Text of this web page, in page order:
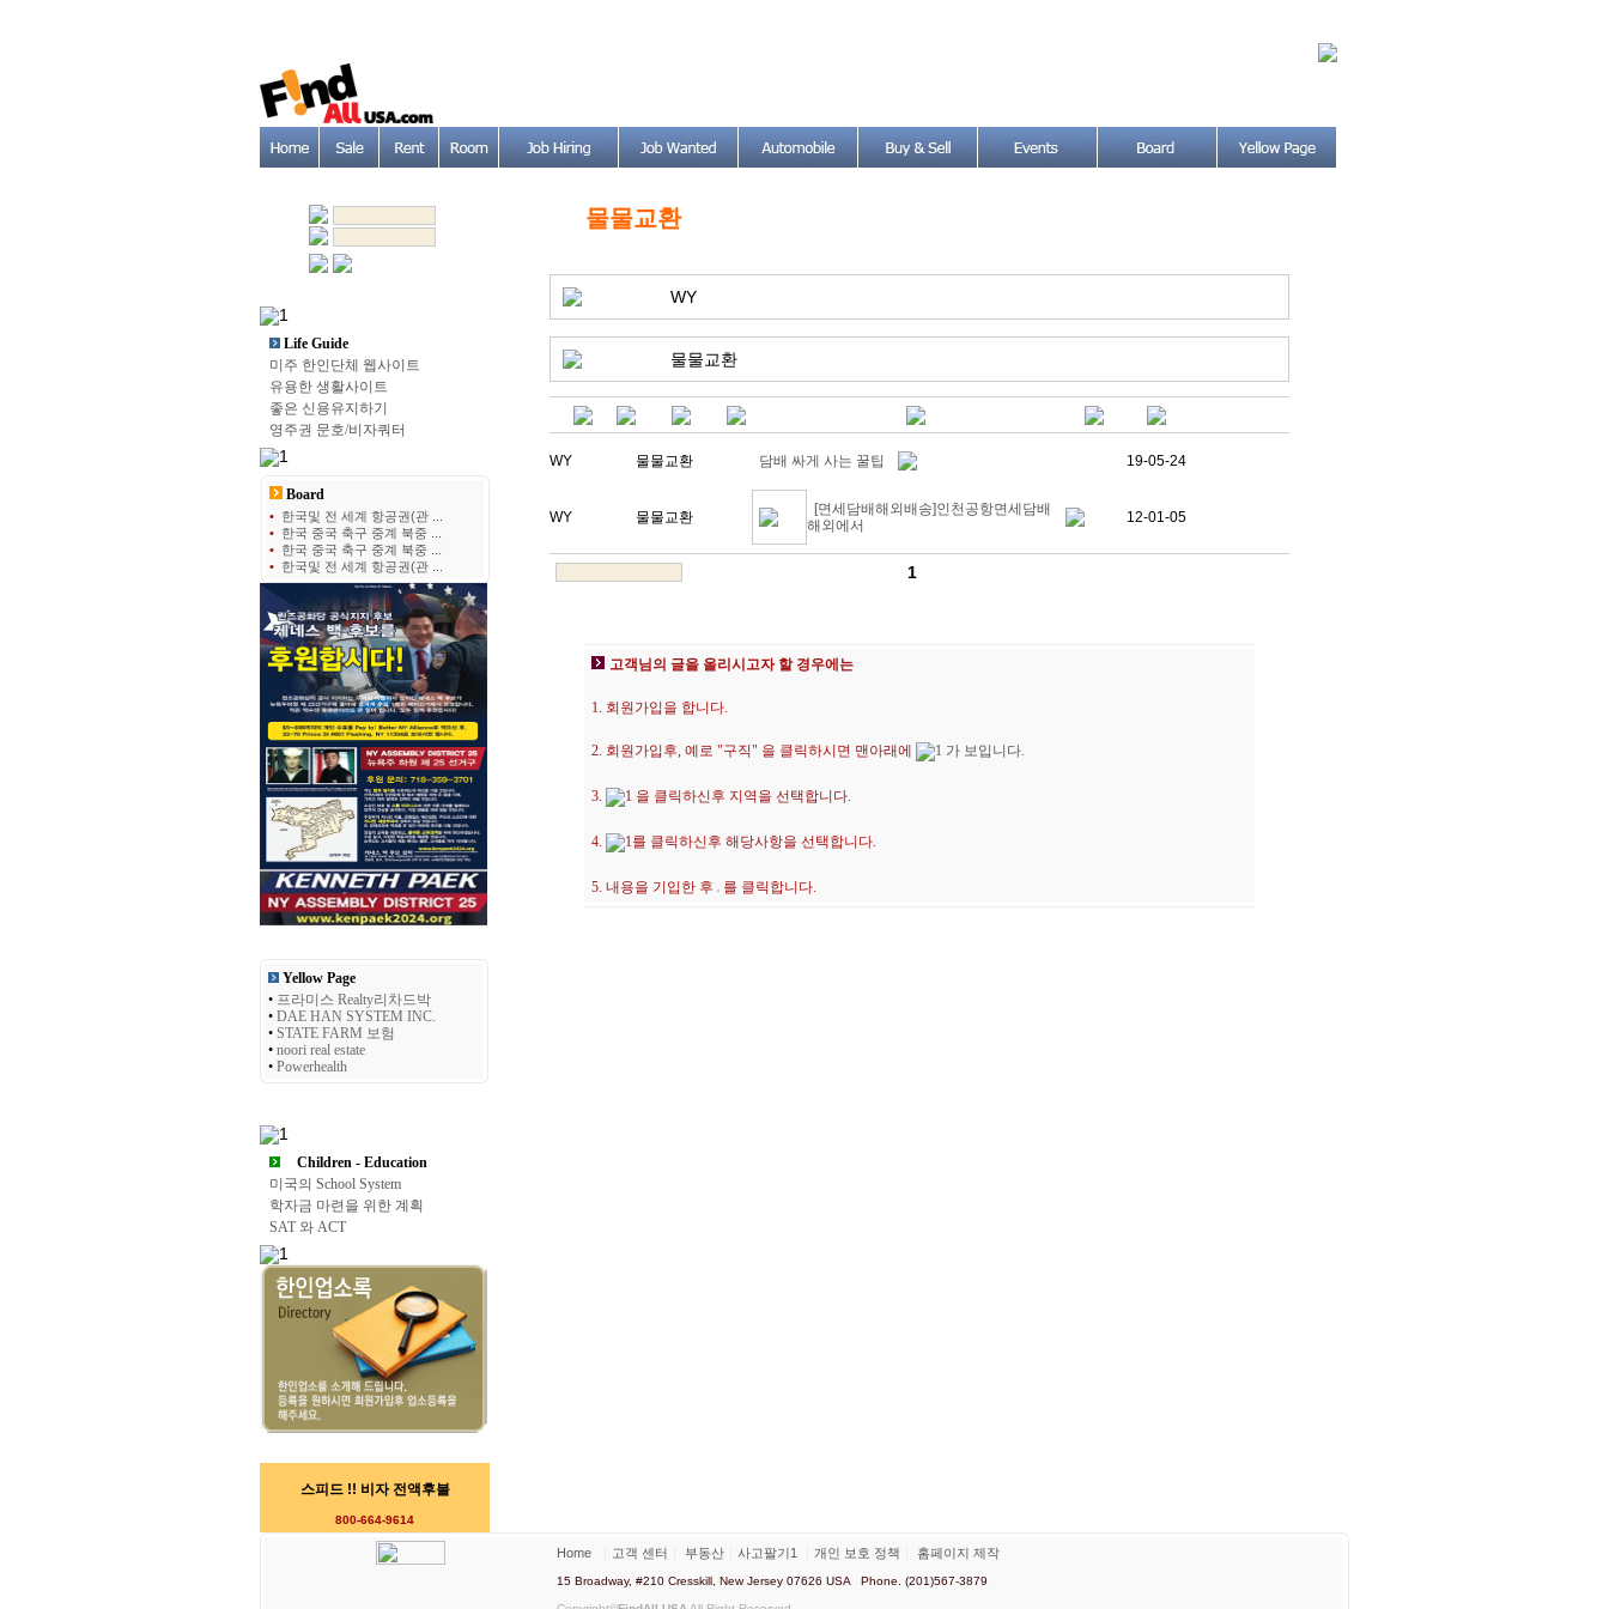
Life Guide
미주 한인단체 웹사이트
유용한 생활사이트
좋은 신용유지하기
영주권 문호/비자쿼터
Board
• 한국및 전 세계 항공권(관 ...
• 한국 중국 축구 중계 북중 ...
• 한국 중국 축구 중계 북중 ...
• 한국및 전 세계 항공권(관 ...
Yellow Page
• 프라미스 Realty리차드박
• DAE HAN SYSTEM INC.
• STATE FARM 보험
• noori real estate
• Powerhealth
Children - Education
미국의 School System
학자금 마련을 위한 계획
SAT 와 ACT
스피드 !! 비자 전액후불
800-664-9614
물물교환
WY
물물교환
WY 물물교환 담배 싸게 사는 꿀팁 19-05-24
WY 물물교환
[면세담배해외배송]인천공항면세담배
해외에서
12-01-05
1
고객님의 글을 올리시고자 할 경우에는
1. 회원가입을 합니다.
2. 회원가입후, 예로 "구직" 을 클릭하시면 맨아래에 가 보입니다.
3. 을 클릭하신후 지역을 선택합니다.
4. 를 클릭하신후 해당사항을 선택합니다.
5. 내용을 기입한 후 를 클릭합니다.
Home 고객 센터 부동산 사고팔기1 개인 보호 정책 홈페이지 제작
15 Broadway, #210 Cresskill, New Jersey 07626 USA Phone. (201)567-3879